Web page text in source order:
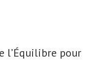
l’Équilibre pour